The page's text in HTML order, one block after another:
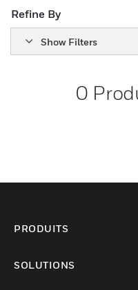
Refine By
Show Filters
0
PRODUITS
SOLUTIONS